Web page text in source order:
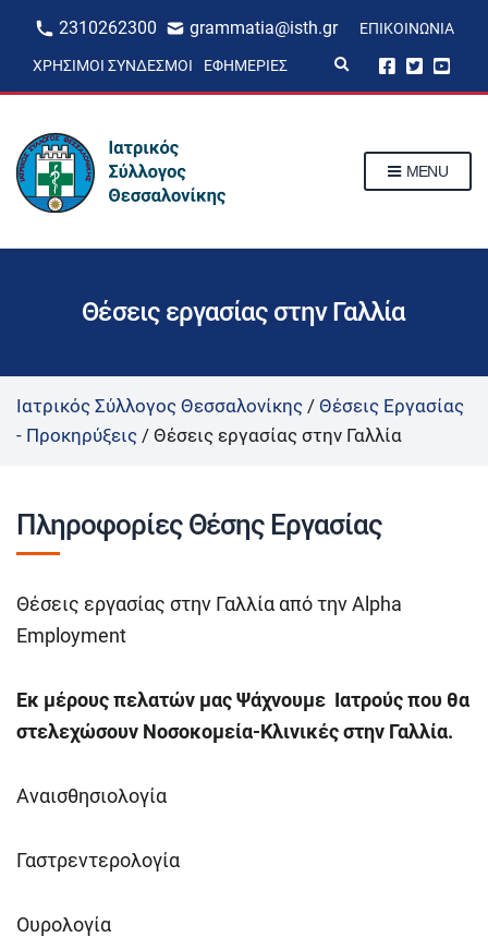
2310262300 grammatia@isth.gr ΕΠΙΚΟΙΝΩΝΊΑ
ΧΡΉΣΙΜΟΙ ΣΎΝΔΕΣΜΟΙ ΕΦΗΜΕΡΊΕΣ
p
m
MENU
Θέσεις εργασίας στην Γαλλία
Ιατρικός Σύλλογος Θεσσαλονίκης / Θέσεις Εργασίας
- Προκηρύξεις / Θέσεις εργασίας στην Γαλλία
Πληροφορίες Θέσης Εργασίας
Θέσεις εργασίας στην Γαλλία από την Alpha
Employment
Εκ μέρους πελατών μας Ψάχνουμε Ιατρούς που θα
στελεχώσουν Νοσοκομεία-Κλινικές στην Γαλλία.
Αναισθησιολογία
Γαστρεντερολογία
Ουρολογία